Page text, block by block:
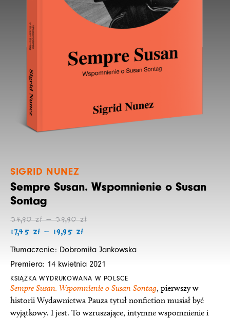
SIGRID NUNEZ
Sempre Susan. Wspomnienie o Susan
Sontag
34,90zł – 39,90złZakres
do
39,90 zł
17,45 zł – 19,95 zł
Zakres
do
19,95 zł
Tłumaczenie: Dobromiła Jankowska
Premiera: 14 kwietnia 2021
KSIĄŻKA WYDRUKOWANA W POLSCE
Sempre Susan. Wspomnienie o Susan Sontag, pierwszy w
historii Wydawnictwa Pauza tytuł nonfiction musiał być
wyjątkowy. I jest. To wzruszające, intymne wspomnienie i